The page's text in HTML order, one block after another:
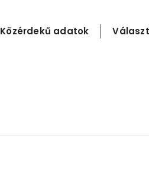
Közérdekű adatok